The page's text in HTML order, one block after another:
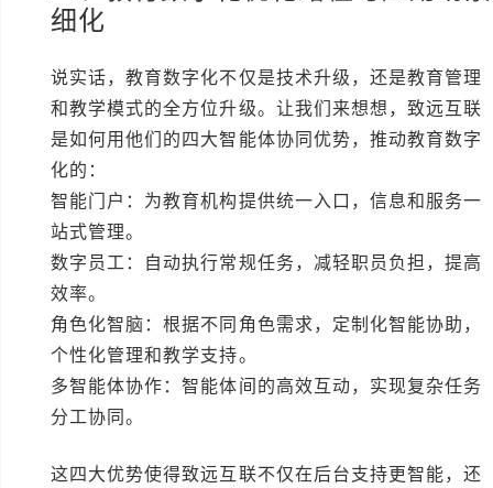
细化
说实话，教育数字化不仅是技术升级，还是教育管理
和教学模式的全方位升级。让我们来想想，致远互联
是如何用他们的四大智能体协同优势，推动教育数字
化的：
智能门户：为教育机构提供统一入口，信息和服务一
站式管理。
数字员工：自动执行常规任务，减轻职员负担，提高
效率。
角色化智脑：根据不同角色需求，定制化智能协助，
个性化管理和教学支持。
多智能体协作：智能体间的高效互动，实现复杂任务
分工协同。
这四大优势使得致远互联不仅在后台支持更智能，还